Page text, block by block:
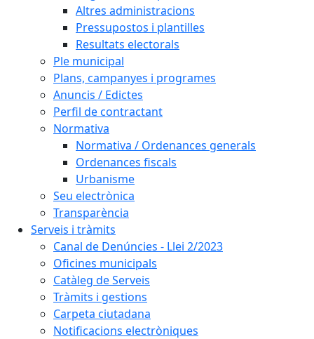
Altres administracions
Pressupostos i plantilles
Resultats electorals
Ple municipal
Plans, campanyes i programes
Anuncis / Edictes
Perfil de contractant
Normativa
Normativa / Ordenances generals
Ordenances fiscals
Urbanisme
Seu electrònica
Transparència
Serveis i tràmits
Canal de Denúncies - Llei 2/2023
Oficines municipals
Catàleg de Serveis
Tràmits i gestions
Carpeta ciutadana
Notificacions electròniques